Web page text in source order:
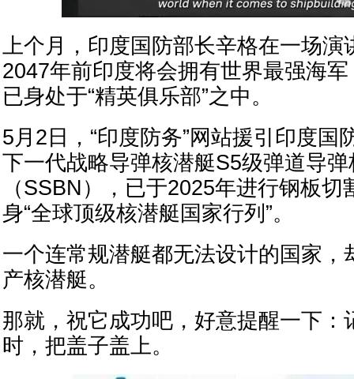
上个月，印度国防部长辛格在一场演
2047年前印度将会拥有世界最强海
已身处于“精英俱乐部”之中。
5月2日，“印度防务”网站援引印度国
下一代战略导弹核潜艇S5级弹道导
（SSBN），已于2025年进行钢板
身“全球顶级核潜艇国家行列”。
一个连常规潜艇都无法设计的国家，
产核潜艇。
那就，祝它成功吧，好意提醒一下：
时，把盖子盖上。